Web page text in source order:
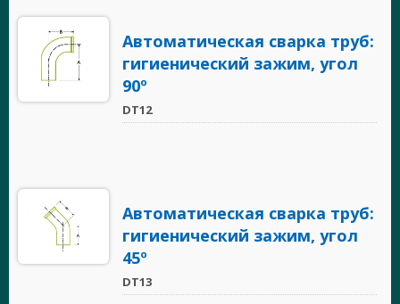
Автоматическая сварка труб:
гигиенический зажим, угол
90º
DT12
Автоматическая сварка труб:
гигиенический зажим, угол
45º
DT13